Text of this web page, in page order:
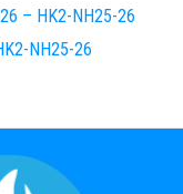
– HK2-NH25-26
NH25-26